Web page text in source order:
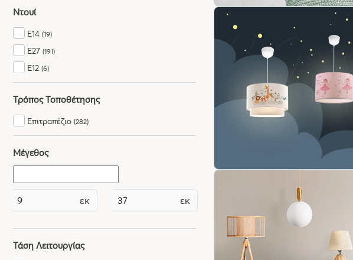
Ντουί
E14 (19)
E27 (191)
E12 (6)
Τρόπος Τοποθέτησης
Επιτραπέζιο (282)
Μέγεθος
εκ εκ
Τάση Λειτουργίας